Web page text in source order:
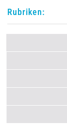
Rubriken: